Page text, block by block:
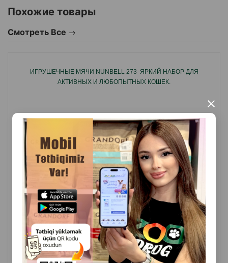
×
Безопасный материал, мягкий для зубов
Похожие товары
Смотреть Все
ИГРУШЕЧНЫЕ МЯЧИ NUNBELL 273 ЯРКИЙ НАБОР ДЛЯ
АКТИВНЫХ И ЛЮБОПЫТНЫХ КОШЕК.
( Отзывы)
Масса Цена
Купить
1 шт